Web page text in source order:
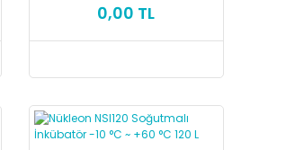
0,00 TL